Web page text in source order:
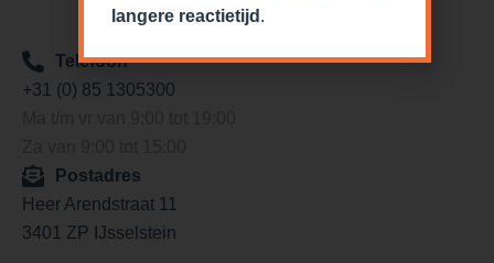
Telefoon
+31 (0) 85 1305300
Postadres
Heer Arendstraat 11
3401 ZP IJsselstein
langere reactietijd .